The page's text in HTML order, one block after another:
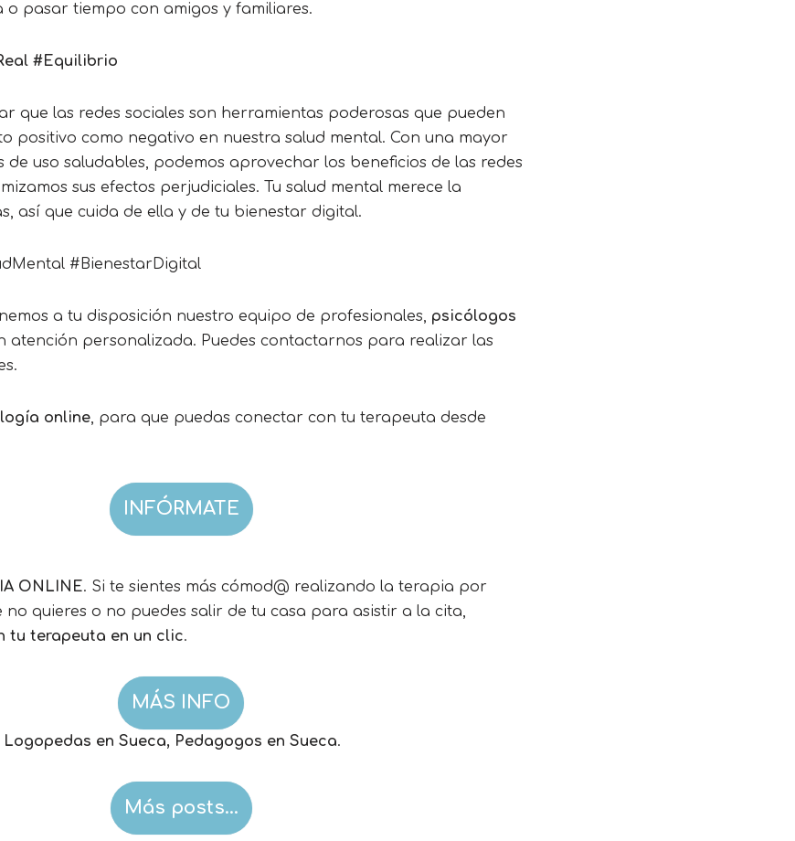
o pasar tiempo con amigos y familiares.
#Equilibrio
que las redes sociales son herramientas poderosas que pueden
positivo como negativo en nuestra salud mental. Con una mayor
de uso saludables, podemos aprovechar los beneficios de las redes
sus efectos perjudiciales. Tu salud mental merece la
así que cuida de ella y de tu bienestar digital.
#BienestarDigital
a tu disposición nuestro equipo de profesionales, psicólogos
atención personalizada. Puedes contactarnos para realizar las
online, para que puedas conectar con tu terapeuta desde
INFÓRMATE
ONLINE. Si te sientes más cómod@ realizando la terapia por
quieres o no puedes salir de tu casa para asistir a la cita,
tu terapeuta en un clic.
MÁS INFO
Logopedas en Sueca, Pedagogos en Sueca.
Más posts…